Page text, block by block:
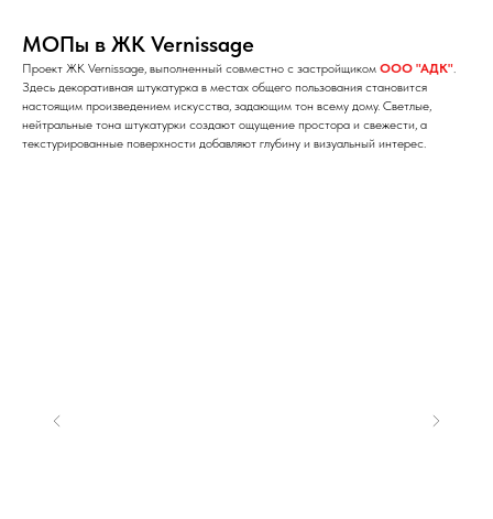
МОПы в ЖК Vernissage
Проект ЖК Vernissage, выполненный совместно с застройщиком ООО "АДК".
Здесь декоративная штукатурка в местах общего пользования становится
настоящим произведением искусства, задающим тон всему дому. Светлые,
нейтральные тона штукатурки создают ощущение простора и свежести, а
текстурированные поверхности добавляют глубину и визуальный интерес.